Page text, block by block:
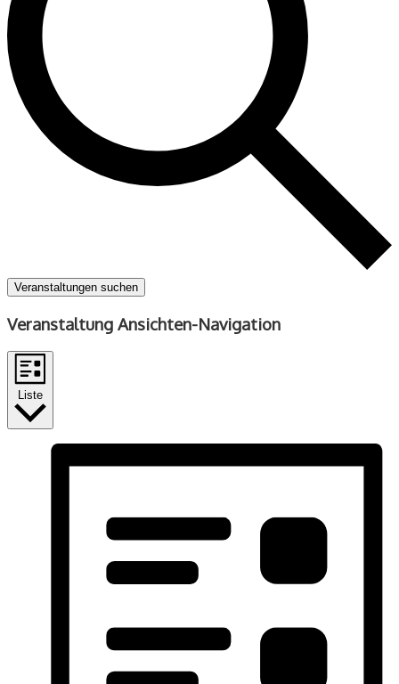
Veranstaltungen suchen
Veranstaltung Ansichten-Navigation
Liste